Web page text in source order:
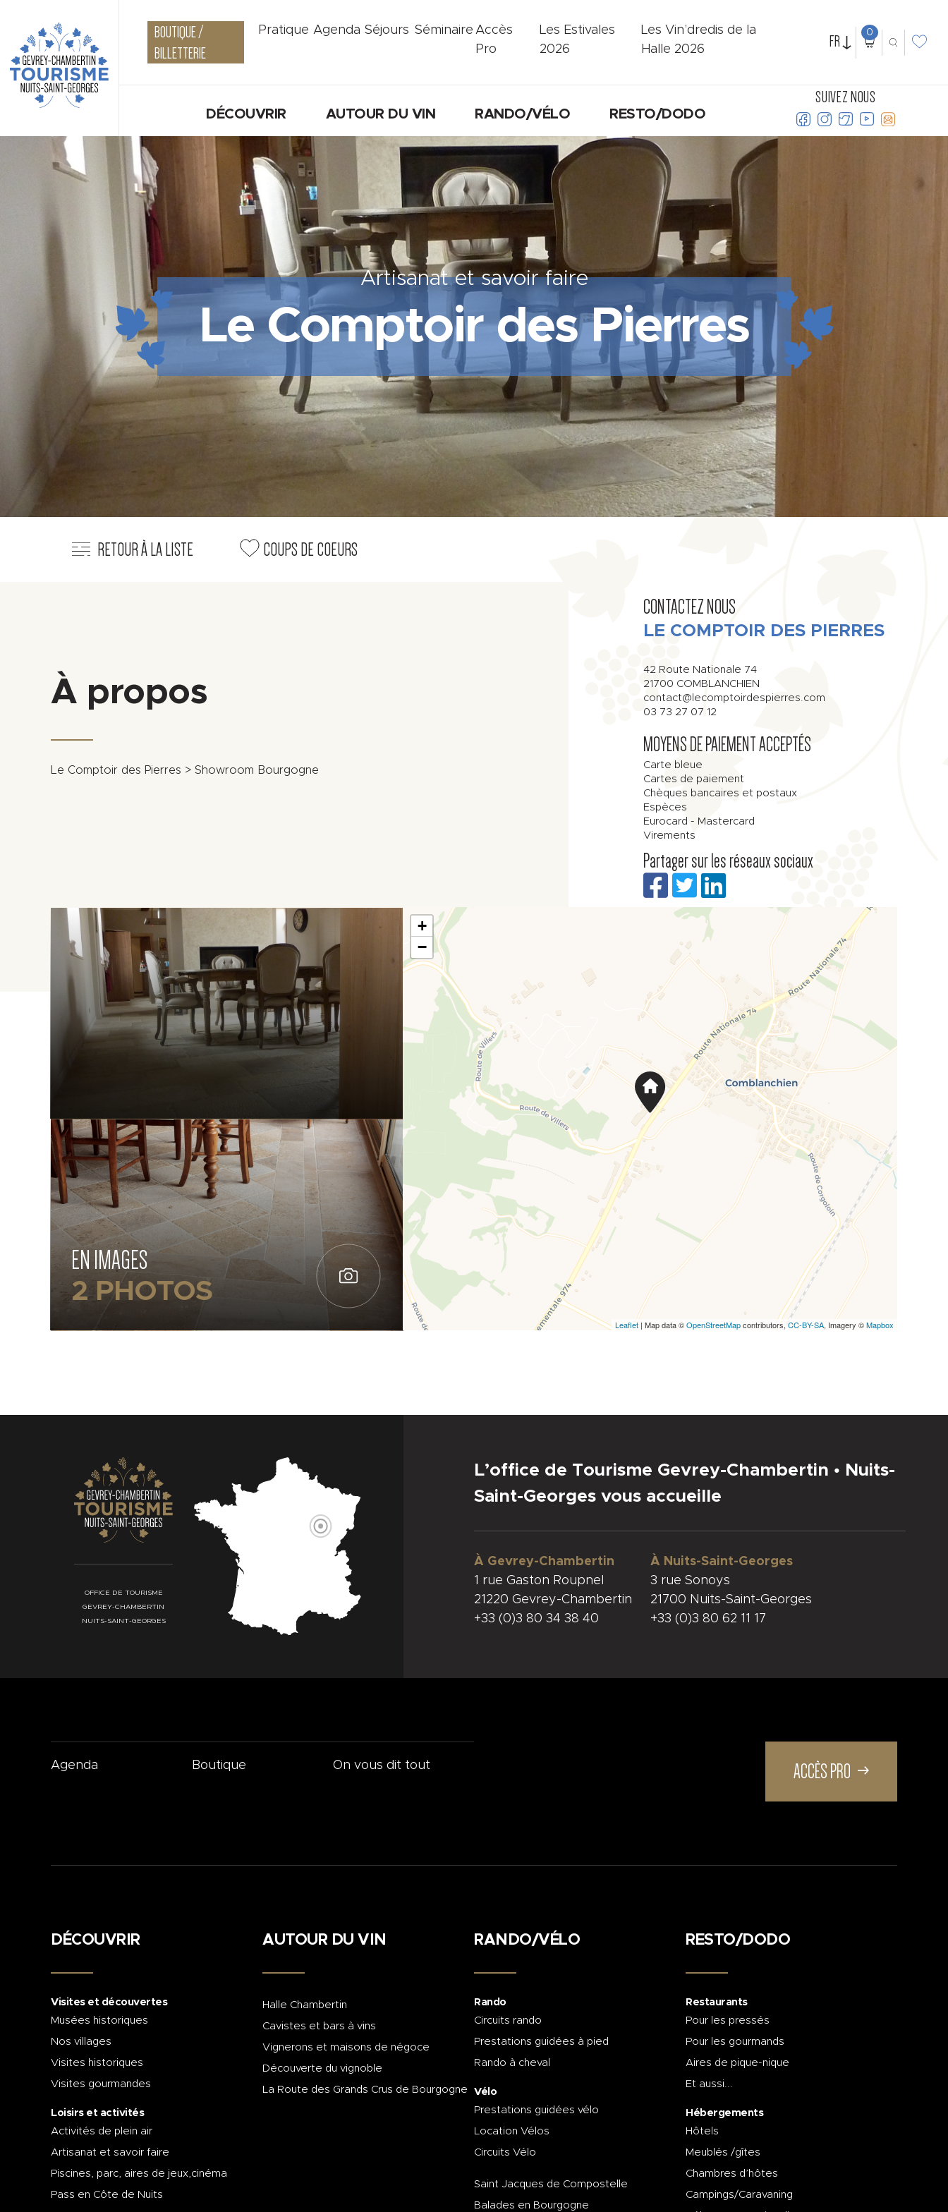
BOUTIQUE /
BILLETTERIE
Pratique Agenda Séjours Séminaire Accès
Pro
Les Estivales
2026
Les Vin’dredis de la
Halle 2026
FR 0
DÉCOUVRIR AUTOUR DU VIN RANDO/VÉLO RESTO/DODO
SUIVEZ NOUS
Artisanat et savoir faire
Le Comptoir des Pierres
RETOUR À LA LISTE COUPS DE COEURS
À propos
Le Comptoir des Pierres > Showroom Bourgogne
CONTACTEZ NOUS
LE COMPTOIR DES PIERRES
42 Route Nationale 74
21700 COMBLANCHIEN
contact@lecomptoirdespierres.com
03 73 27 07 12
MOYENS DE PAIEMENT ACCEPTÉS
Carte bleue
Cartes de paiement
Chèques bancaires et postaux
Espèces
Eurocard - Mastercard
Virements
Partager sur les réseaux sociaux
EN IMAGES
2 PHOTOS
+
−
Leaflet | Map data ©OpenStreetMapcontributors, CC-BY-SA, Imagery ©Mapbox
OFFICE DE TOURISME
GEVREY-CHAMBERTIN
NUITS-SAINT-GEORGES
L’office de Tourisme Gevrey-Chambertin • Nuits-
Saint-Georges vous accueille
À Gevrey-Chambertin
1 rue Gaston Roupnel
21220 Gevrey-Chambertin
+33 (0)3 80 34 38 40
À Nuits-Saint-Georges
3 rue Sonoys
21700 Nuits-Saint-Georges
+33 (0)3 80 62 11 17
Agenda Boutique On vous dit tout ACCÈS PRO
DÉCOUVRIR
Visites et découvertes
Musées historiques
Nos villages
Visites historiques
Visites gourmandes
Loisirs et activités
Activités de plein air
Artisanat et savoir faire
Piscines, parc, aires de jeux,cinéma
Pass en Côte de Nuits
AUTOUR DU VIN
Halle Chambertin
Cavistes et bars à vins
Vignerons et maisons de négoce
Découverte du vignoble
La Route des Grands Crus de Bourgogne
RANDO/VÉLO
Rando
Circuits rando
Prestations guidées à pied
Rando à cheval
Vélo
Prestations guidées vélo
Location Vélos
Circuits Vélo
Saint Jacques de Compostelle
Balades en Bourgogne
RESTO/DODO
Restaurants
Pour les pressés
Pour les gourmands
Aires de pique-nique
Et aussi...
Hébergements
Hôtels
Meublés /gîtes
Chambres d’hôtes
Campings/Caravaning